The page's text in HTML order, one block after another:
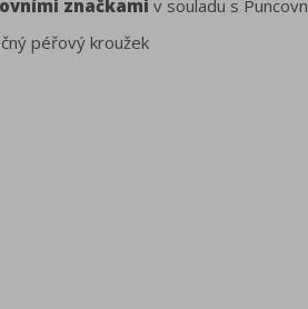
značkami v souladu s
péřový kroužek